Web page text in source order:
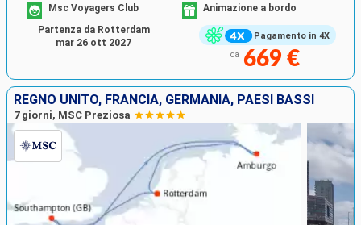
Pagamento in 4X
Msc Voyagers Club
Animazione a bordo
da 669 €
Partenza da Rotterdam
mar 26 ott 2027
REGNO UNITO, FRANCIA, GERMANIA, PAESI BASSI
7 giorni, MSC Preziosa